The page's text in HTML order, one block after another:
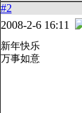
#2
2008-2-6 16:11
新年快乐
万事如意